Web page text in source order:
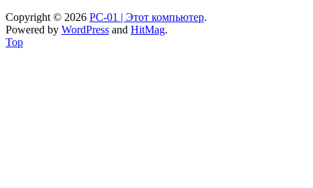
Copyright © 2026 PC-01 | Этот компьютер.
Powered by WordPress and HitMag.
Top